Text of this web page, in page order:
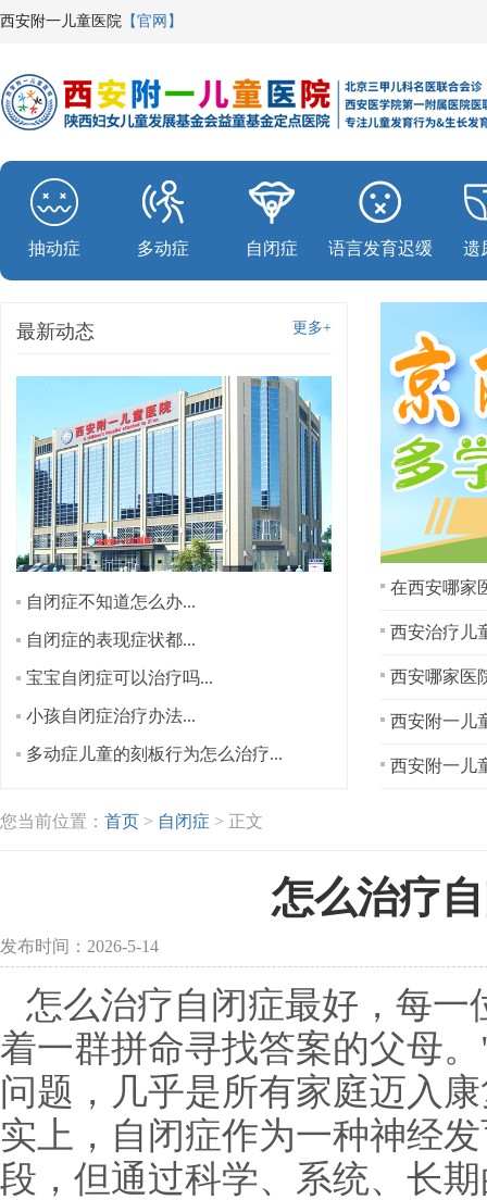
西安附一儿童医院 【官网】
抽动症 多动症 自闭症 语言发育迟缓 遗
更多+
最新动态
自闭症不知道怎么办...
自闭症的表现症状都...
宝宝自闭症可以治疗吗...
小孩自闭症治疗办法...
多动症儿童的刻板行为怎么治疗...
在西安哪家
西安治疗儿
西安附一儿
西安附一儿
您当前位置： 首页 > 自闭症 > 正文
怎么治疗
发布时间：2026-5-14
怎么治疗自闭症最好，每
着一群拼命寻找答案的父母
问题，几乎是所有家庭迈入
实上，自闭症作为一种神经
段，但通过科学、系统、长